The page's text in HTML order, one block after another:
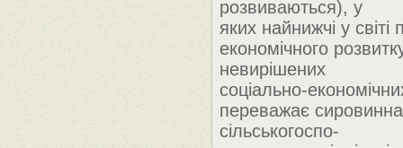
розвиваються), у
яких найнижчі у світі
економічного
невирішених
соціально-
переважає
сільськогоспо-